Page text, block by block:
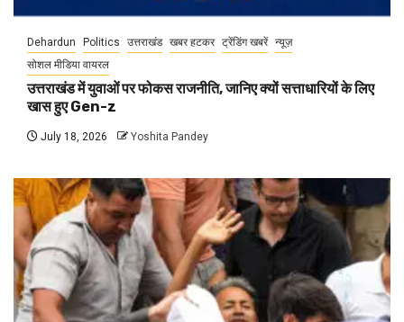
Dehardun Politics उत्तराखंड खबर हटकर ट्रेंडिंग खबरें न्यूज़
सोशल मीडिया वायरल
उत्तराखंड में युवाओं पर फोकस राजनीति, जानिए क्यों सत्ताधारियों के लिए
खास हुए Gen-z
July 18, 2026 Yoshita Pandey